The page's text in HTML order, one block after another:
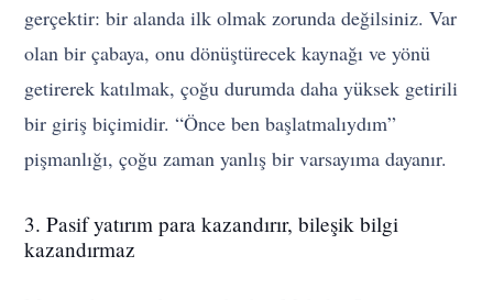
gerçektir: bir alanda ilk olmak zorunda değilsiniz. Var
olan bir çabaya, onu dönüştürecek kaynağı ve yönü
getirerek katılmak, çoğu durumda daha yüksek getirili
bir giriş biçimidir. “Önce ben başlatmalıydım”
pişmanlığı, çoğu zaman yanlış bir varsayıma dayanır.
3. Pasif yatırım para kazandırır, bileşik bilgi
kazandırmaz